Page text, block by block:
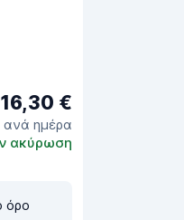
16,30 €
ανά ημέρα
ακύρωση
όρο